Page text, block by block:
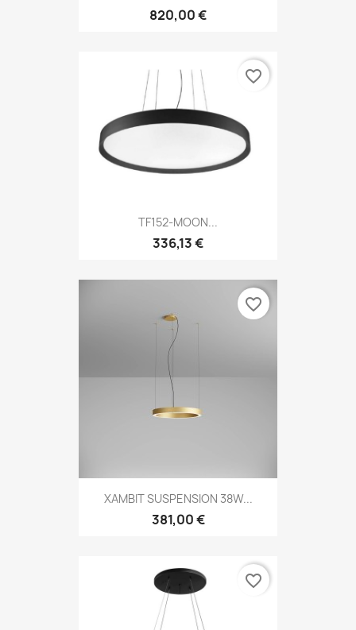
820,00 €
TF152-MOON...
336,13 €
favorite_border
XAMBIT SUSPENSION 38W...
381,00 €
favorite_border
favorite_border